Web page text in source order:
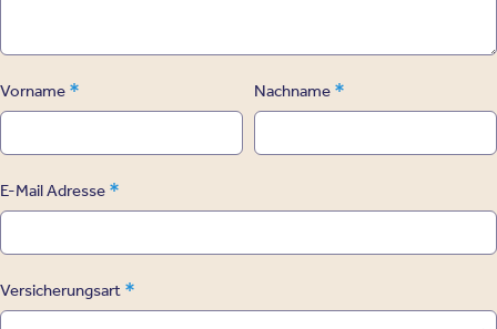
Vorname * Nachname *
E-Mail Adresse *
Versicherungsart *